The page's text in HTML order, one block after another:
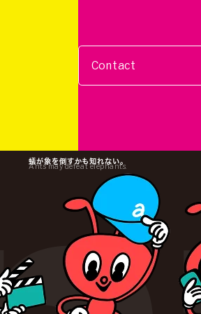
Contact
蟻が象を倒すかも知れない。
Ants may defeat elephants.